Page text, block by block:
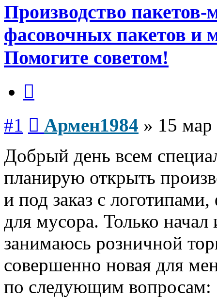
Производство
фасовочных пакетов и
Помогите советом!
#1 Армен1984 » 15
Добрый день всем
планирую открыть
и под заказ с
для мусора. Только
занимаюсь розничной
совершенно новая для
по следующим вопросам: